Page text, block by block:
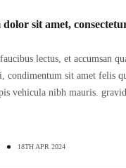
sit amet,
lectus, et accumsan
condimentum sit amet felis
vehicula nibh mauris.
18TH APR 2024